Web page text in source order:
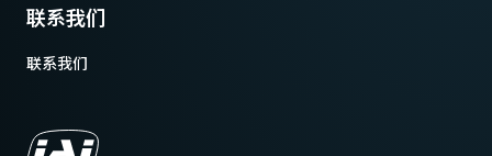
联系我们
联系我们